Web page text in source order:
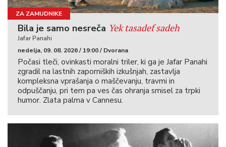
ZA ZAMUDNIKE
Bila je samo nesreča Yek tasadef sadeh
Jafar Panahi
nedelja, 09. 08. 2026 / 19:00 / Dvorana
Počasi tleči, ovinkasti moralni triler, ki ga je Jafar Panahi
zgradil na lastnih zaporniških izkušnjah, zastavlja
kompleksna vprašanja o maščevanju, travmi in
odpuščanju, pri tem pa ves čas ohranja smisel za trpki
humor. Zlata palma v Cannesu.